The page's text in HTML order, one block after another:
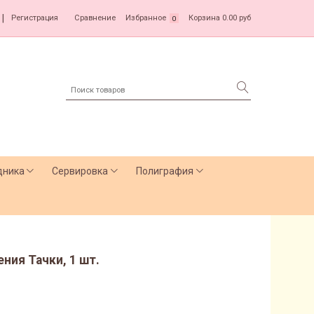
Регистрация Сравнение Избранное 0 Корзина 0.00 руб
Сервировка Полиграфия
Тачки, 1 шт.